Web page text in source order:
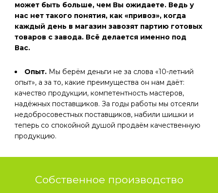
может быть больше, чем Вы ожидаете. Ведь у
нас нет такого понятия, как «привоз», когда
каждый день в магазин завозят партию готовых
товаров с завода. Всё делается именно под
Вас.
Опыт. Мы берём деньги не за слова «10-летний
опыт», а за то, какие преимущества он нам даёт:
качество продукции, компетентность мастеров,
надёжных поставщиков. За годы работы мы отсеяли
недобросовестных поставщиков, набили шишки и
теперь со спокойной душой продаём качественную
продукцию.
Собственное производство